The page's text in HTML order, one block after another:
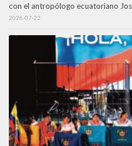
con el antropólogo ecuatoriano
2026-07-22